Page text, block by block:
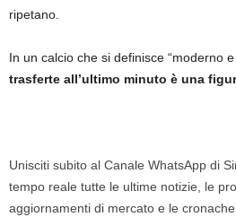
ripetano.
In un calcio che si definisce “moderno e
trasferte all’ultimo minuto è una
Unisciti subito al Canale WhatsApp di
tempo reale tutte le ultime notizie, le
aggiornamenti di mercato e le